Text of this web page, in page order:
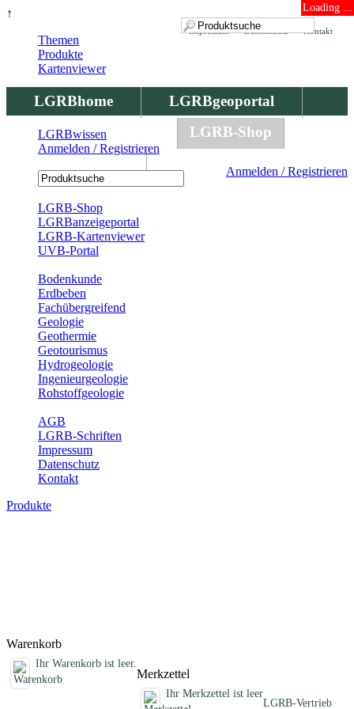
↑ Loading ...
Kontakt
Datenschutz
Impressum
LGRBhome
LGRBgeoportal
LGRBbohrungen
LGRB-Shop
Anmelden / Registrieren
Themen
Produkte
Kartenviewer
LGRBwissen
Anmelden / Registrieren
LGRB-Shop
LGRBanzeigeportal
LGRB-Kartenviewer
UVB-Portal
Bodenkunde
Erdbeben
Fachübergreifend
Geologie
Geothermie
Geotourismus
Hydrogeologie
Ingenieurgeologie
Rohstoffgeologie
AGB
LGRB-Schriften
Impressum
Datenschutz
Kontakt
Produkte
Warenkorb
Ihr Warenkorb ist leer.
Merkzettel
Ihr Merkzettel ist leer
LGRB-Vertrieb